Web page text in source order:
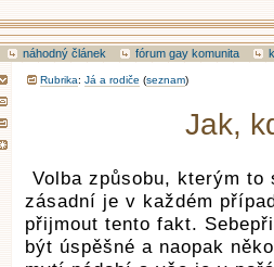
náhodný článek fórum gay komunita
Rubrika: Já a rodiče (seznam)
Jak,
Volba způsobu, kterým
zásadní je v každém
přijmout tento fakt.
být úspěšné a naopak